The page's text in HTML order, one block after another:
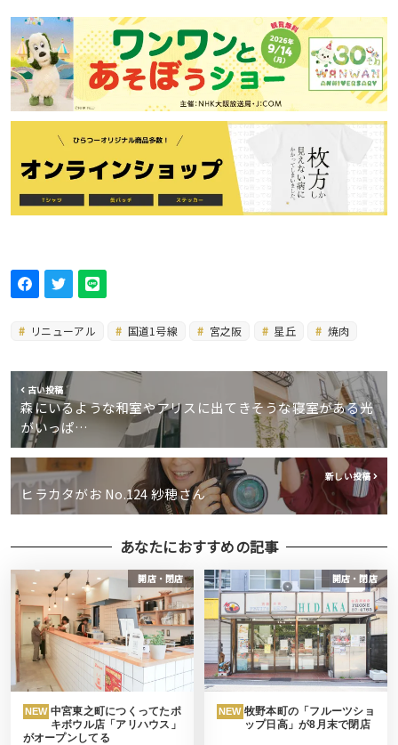
リニューアル 国道1号線 宮之阪 星丘 焼肉
古い投稿
森にいるような和室やアリスに出てきそうな寝室がある光
がいっぱ…
新しい投稿
ヒラカタがお No.124 紗穂さん
あなたにおすすめの記事
開店・閉店
NEW 中宮東之町につくってたポ
キボウル店「アリハウス」
がオープンしてる
開店・閉店
NEW 牧野本町の「フルーツショ
ップ日高」が8月末で閉店